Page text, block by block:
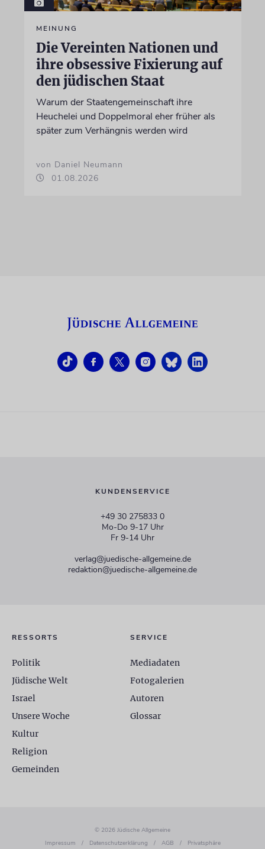
MEINUNG
Die Vereinten Nationen und
ihre obsessive Fixierung auf
den jüdischen Staat
Warum der Staatengemeinschaft ihre
Heuchelei und Doppelmoral eher früher als
später zum Verhängnis werden wird
von Daniel Neumann
01.08.2026
KUNDENSERVICE
+49 30 275833 0
Mo-Do 9-17 Uhr
Fr 9-14 Uhr
verlag@juedische-allgemeine.de
redaktion@juedische-allgemeine.de
RESSORTS
Politik
Jüdische Welt
Israel
Unsere Woche
Kultur
Religion
Gemeinden
SERVICE
Mediadaten
Fotogalerien
Autoren
Glossar
© 2026 Jüdische Allgemeine
Impressum
/ Datenschutzerklärung / AGB / Privatsphäre